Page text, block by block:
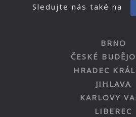
Sledujte nás také na
BRNO
ČESKÉ
HRADEC
JIHLAVA
KARLOVY
LIBEREC